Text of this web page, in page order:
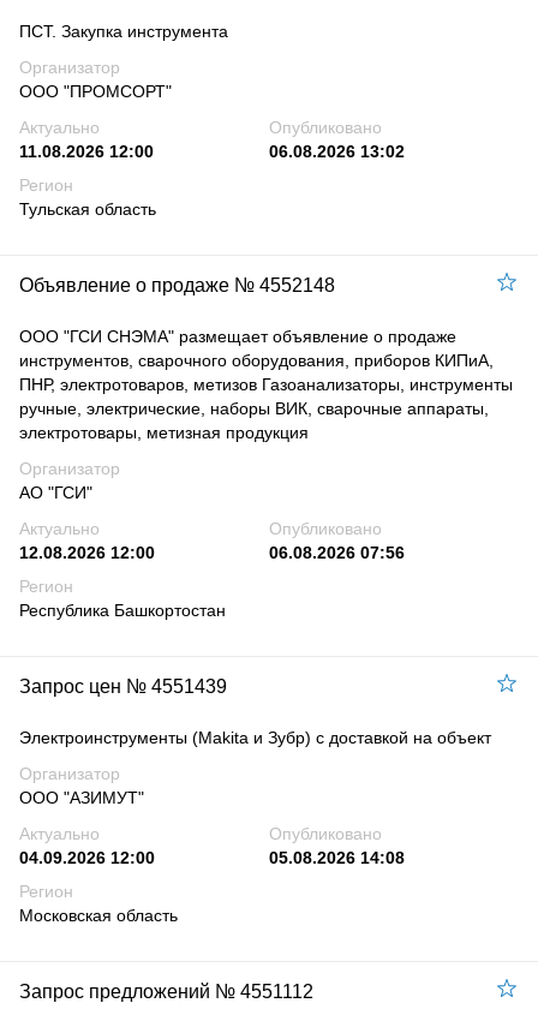
ПСТ. Закупка инструмента
Организатор
ООО "ПРОМСОРТ"
Актуально
11.08.2026 12:00
Опубликовано
06.08.2026 13:02
Регион
Тульская область
Объявление о продаже № 4552148
ООО "ГСИ СНЭМА" размещает объявление о продаже
инструментов, сварочного оборудования, приборов КИПиА,
ПНР, электротоваров, метизов Газоанализаторы, инструменты
ручные, электрические, наборы ВИК, сварочные аппараты,
электротовары, метизная продукция
Организатор
АО "ГСИ"
Актуально
12.08.2026 12:00
Опубликовано
06.08.2026 07:56
Регион
Республика Башкортостан
Запрос цен № 4551439
Электроинструменты (Makita и Зубр) с доставкой на объект
Организатор
ООО "АЗИМУТ"
Актуально
04.09.2026 12:00
Опубликовано
05.08.2026 14:08
Регион
Московская область
Запрос предложений № 4551112